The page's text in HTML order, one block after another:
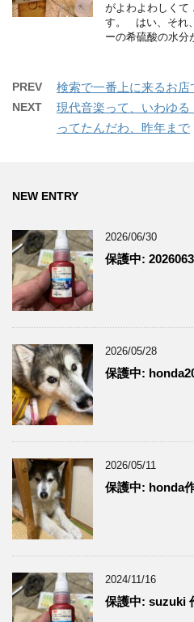
がよわよわしくて
す。 はい、それ
ーの希硫酸の水分
PREV 検索で一番上に来るお店
NEXT
現代音楽って、いわゆ
ってたんだわ、昨年まで
NEW ENTRY
2026/06/30
保護中:
2026/05/28
保護中:
2026/05/11
保護中: honda
2024/11/16
保護中: suzuki